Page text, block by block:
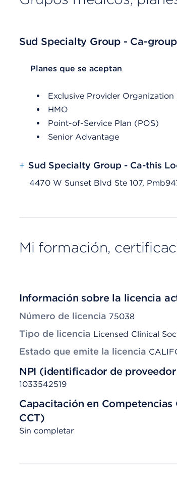
Sud Specialty Group - Ca-
List Header Planes que se aceptan
Planes que se aceptan
Exclusive Provider Organization
HMO
Point-of-Service Plan (POS)
Senior Advantage
+ Sud Specialty Group - Ca-this
4470 W Sunset Blvd Ste 107,
Mi formación,
Información sobre la licencia
Número de licencia 75038
Tipo de licencia Licensed Clinical
Estado que emite la licencia
NPI (identificador de
1033542519
Capacitación en
CCT)
Sin completar